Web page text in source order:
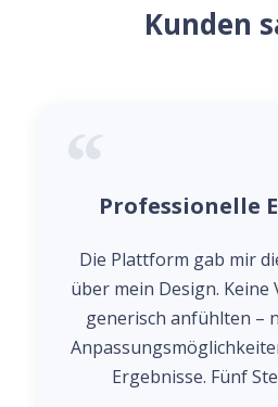
Kunden
Professionelle
Die Plattform gab mir
über mein Design. Keine
generisch anfühlten –
Ergebnisse. Fünf